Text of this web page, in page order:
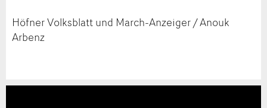
Höfner Volksblatt und March-Anzeiger / Anouk
Arbenz